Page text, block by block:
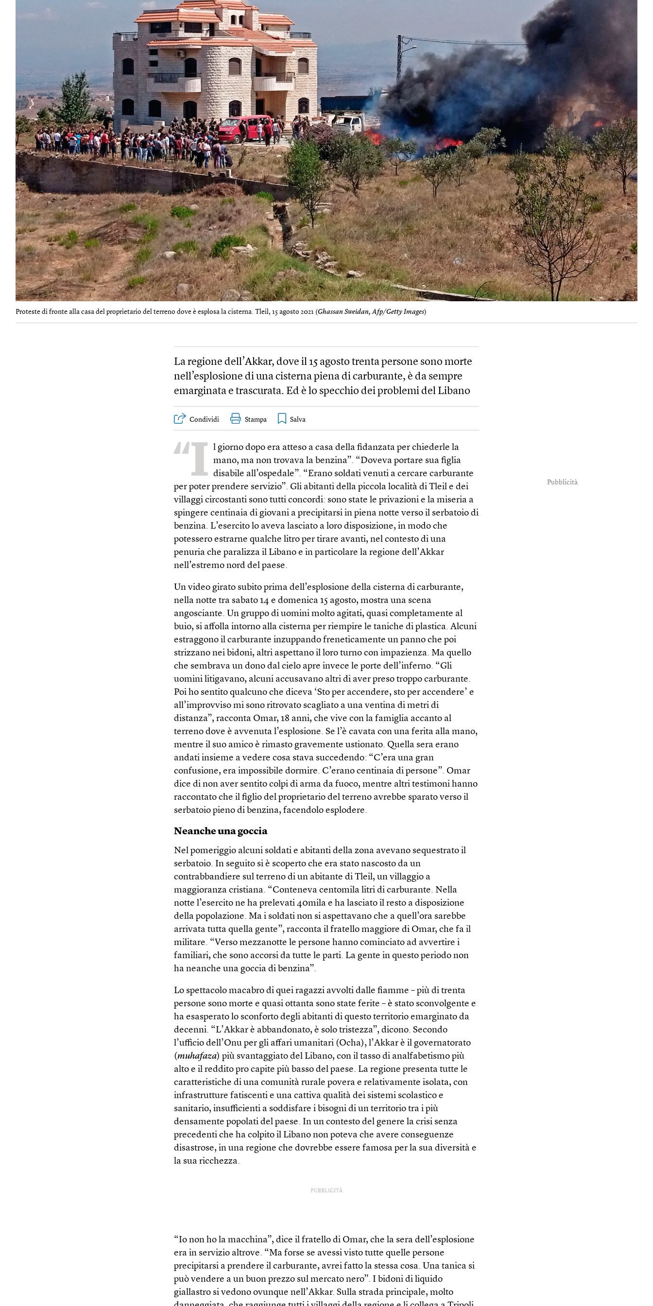
Proteste di fronte alla casa del proprietario del terreno dove è esplosa la cisterna. Tleil, 15 agosto 2021 (Ghassan Sweidan, Afp/Getty Images)
La regione dell’Akkar, dove il 15 agosto trenta persone sono morte
nell’esplosione di una cisterna piena di carburante, è da sempre
emarginata e trascurata. Ed è lo specchio dei problemi del Libano
Condividi Stampa
“I l giorno dopo era atteso a casa della fidanzata per chiederle la
mano, ma non trovava la benzina”. “Doveva portare sua figlia
disabile all’ospedale”. “Erano soldati venuti a cercare carburante
per poter prendere servizio”. Gli abitanti della piccola località di Tleil e dei
villaggi circostanti sono tutti concordi: sono state le privazioni e la miseria a
spingere centinaia di giovani a precipitarsi in piena notte verso il serbatoio di
benzina. L’esercito lo aveva lasciato a loro disposizione, in modo che
potessero estrarne qualche litro per tirare avanti, nel contesto di una
penuria che paralizza il Libano e in particolare la regione dell’Akkar
nell’estremo nord del paese.
Un video girato subito prima dell’esplosione della cisterna di carburante,
nella notte tra sabato 14 e domenica 15 agosto, mostra una scena
angosciante. Un gruppo di uomini molto agitati, quasi completamente al
buio, si affolla intorno alla cisterna per riempire le taniche di plastica. Alcuni
estraggono il carburante inzuppando freneticamente un panno che poi
strizzano nei bidoni, altri aspettano il loro turno con impazienza. Ma quello
che sembrava un dono dal cielo apre invece le porte dell’inferno. “Gli
uomini litigavano, alcuni accusavano altri di aver preso troppo carburante.
Poi ho sentito qualcuno che diceva ‘Sto per accendere, sto per accendere’ e
all’improvviso mi sono ritrovato scagliato a una ventina di metri di
distanza”, racconta Omar, 18 anni, che vive con la famiglia accanto al
terreno dove è avvenuta l’esplosione. Se l’è cavata con una ferita alla mano,
mentre il suo amico è rimasto gravemente ustionato. Quella sera erano
andati insieme a vedere cosa stava succedendo: “C’era una gran
confusione, era impossibile dormire. C’erano centinaia di persone”. Omar
dice di non aver sentito colpi di arma da fuoco, mentre altri testimoni hanno
raccontato che il figlio del proprietario del terreno avrebbe sparato verso il
serbatoio pieno di benzina, facendolo esplodere.
Neanche una goccia
Nel pomeriggio alcuni soldati e abitanti della zona avevano sequestrato il
serbatoio. In seguito si è scoperto che era stato nascosto da un
contrabbandiere sul terreno di un abitante di Tleil, un villaggio a
maggioranza cristiana. “Conteneva centomila litri di carburante. Nella
notte l’esercito ne ha prelevati 40mila e ha lasciato il resto a disposizione
della popolazione. Ma i soldati non si aspettavano che a quell’ora sarebbe
arrivata tutta quella gente”, racconta il fratello maggiore di Omar, che fa il
militare. “Verso mezzanotte le persone hanno cominciato ad avvertire i
familiari, che sono accorsi da tutte le parti. La gente in questo periodo non
ha neanche una goccia di benzina”.
Lo spettacolo macabro di quei ragazzi avvolti dalle fiamme – più di trenta
persone sono morte e quasi ottanta sono state ferite – è stato sconvolgente e
ha esasperato lo sconforto degli abitanti di questo territorio emarginato da
decenni. “L’Akkar è abbandonato, è solo tristezza”, dicono. Secondo
l’ufficio dell’Onu per gli affari umanitari (Ocha), l’Akkar è il governatorato
(muhafaza) più svantaggiato del Libano, con il tasso di analfabetismo più
alto e il reddito pro capite più basso del paese. La regione presenta tutte le
caratteristiche di una comunità rurale povera e relativamente isolata, con
infrastrutture fatiscenti e una cattiva qualità dei sistemi scolastico e
sanitario, insufficienti a soddisfare i bisogni di un territorio tra i più
densamente popolati del paese. In un contesto del genere la crisi senza
precedenti che ha colpito il Libano non poteva che avere conseguenze
disastrose, in una regione che dovrebbe essere famosa per la sua diversità e
la sua ricchezza.
PUBBLICITÀ
“Io non ho la macchina”, dice il fratello di Omar, che la sera dell’esplosione
era in servizio altrove. “Ma forse se avessi visto tutte quelle persone
precipitarsi a prendere il carburante, avrei fatto la stessa cosa. Una tanica si
può vendere a un buon prezzo sul mercato nero”. I bidoni di liquido
giallastro si vedono ovunque nell’Akkar. Sulla strada principale, molto
Pubblicità